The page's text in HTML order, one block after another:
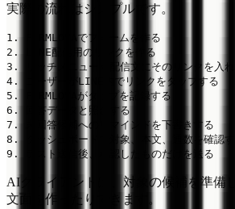
実際の流れはシンプルです。
1. FORMLOVAでフォームを作る
2. LINE配信用のリンクを作る
3. リッチメニューや配信文にそのリンクを入れ
4. ユーザーがLINE内でリンクをタップする
5. FORMLOVAがタップを記録する
6. 回答データと照合する
7. 未回答候補へのリマインドを下書きする
8. ダッシュボードで対象、本文、通数を確認す
AIクライアントは、対象の候補を準備
文面を作ったりできます。